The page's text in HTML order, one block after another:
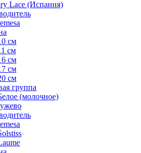
Lace (Испания)
см
см
см
см
см
группа
(молочное)